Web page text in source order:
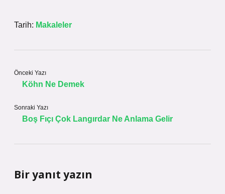
Tarih: Makaleler
Önceki Yazı
Köhn Ne Demek
Sonraki Yazı
Boş Fıçı Çok Langırdar Ne Anlama Gelir
Bir yanıt yazın